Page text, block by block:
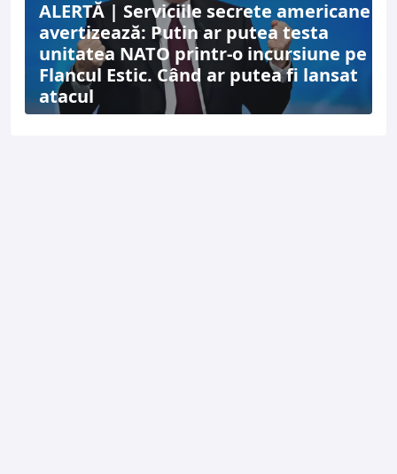
ALERTĂ | Serviciile secrete americane
avertizează: Putin ar putea testa
unitatea NATO printr-o incursiune pe
Flancul Estic. Când ar putea fi lansat
atacul